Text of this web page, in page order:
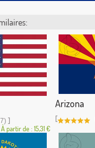
]
À partir de : 15,31 €
Arizona
[